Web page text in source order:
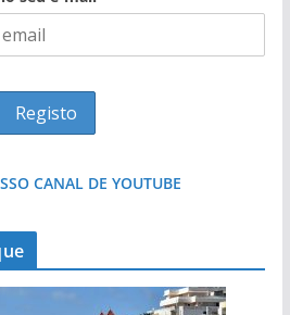
CANAL DE YOUTUBE